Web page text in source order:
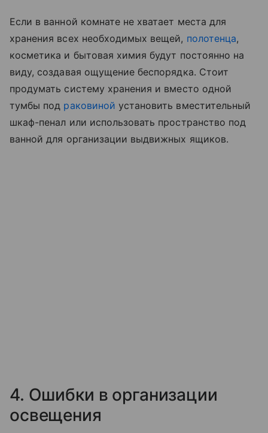
Если в ванной комнате не хватает места для
хранения всех необходимых вещей, полотенца,
косметика и бытовая химия будут постоянно на
виду, создавая ощущение беспорядка. Стоит
продумать систему хранения и вместо одной
тумбы под раковиной установить вместительный
шкаф-пенал или использовать пространство под
ванной для организации выдвижных ящиков.
4. Ошибки в организации
освещения